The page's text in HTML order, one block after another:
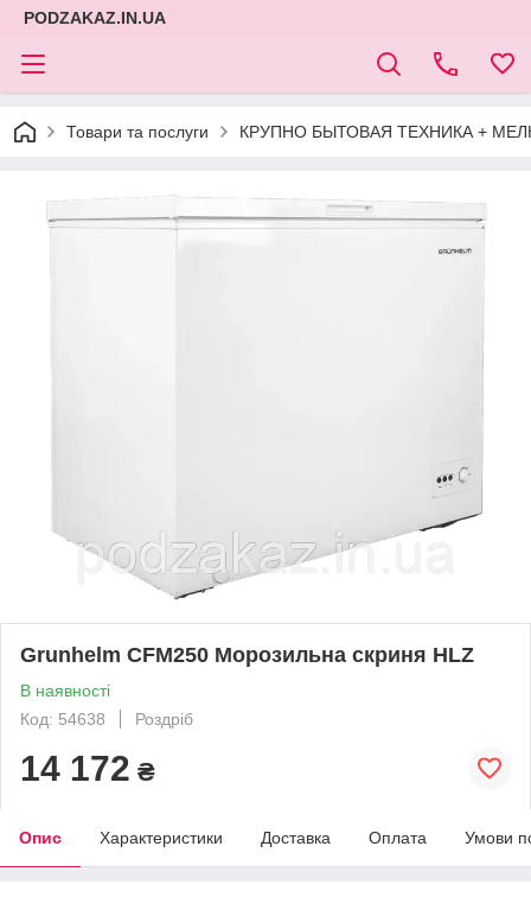
PODZAKAZ.IN.UA
Товари та послуги КРУПНО БЫТОВАЯ ТЕХНИКА +
Grunhelm CFM250 Морозильна скриня HLZ
В наявності
Код: 54638
Роздріб
14 172 ₴
Опис Характеристики Доставка Оплата Умови